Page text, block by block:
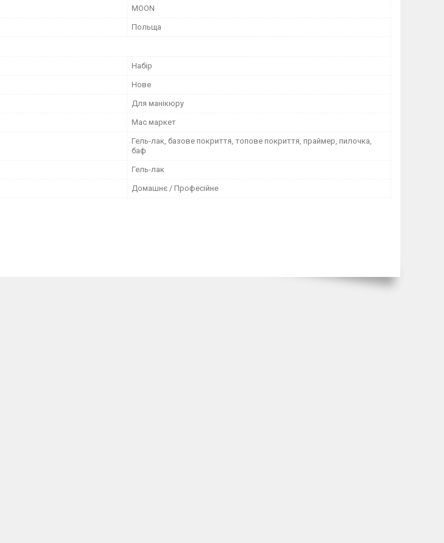
MOON
Польща
Набір
Нове
Для манікюру
Мас маркет
Гель-лак, базове покриття, топове покриття, праймер, пилочка,
баф
Гель-лак
Домашнє / Професійне